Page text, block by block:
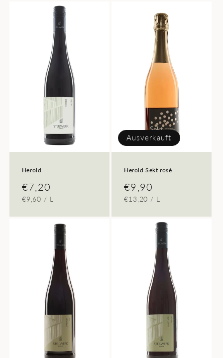
Herold
Normaler
Preis
€7,20
GRUNDPREIS
€9,60 / PRO
L
Ausverkauft
Herold Sekt rosé
Normaler
Preis
€9,90
GRUNDPREIS
€13,20 / PRO
L